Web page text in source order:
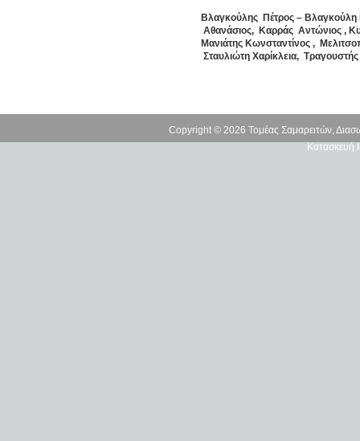
Βλαγκούλης Πέτρος – Βλαγκούλη
Αθανάσιος, Καρράς Αντώνιος ,
Μανιάτης Κωνσταντίνος ,
Σταυλιώτη Χαρίκλεια,
Copyright © 2026 Τομέας Σαμαρειτών,
Κατασκευή